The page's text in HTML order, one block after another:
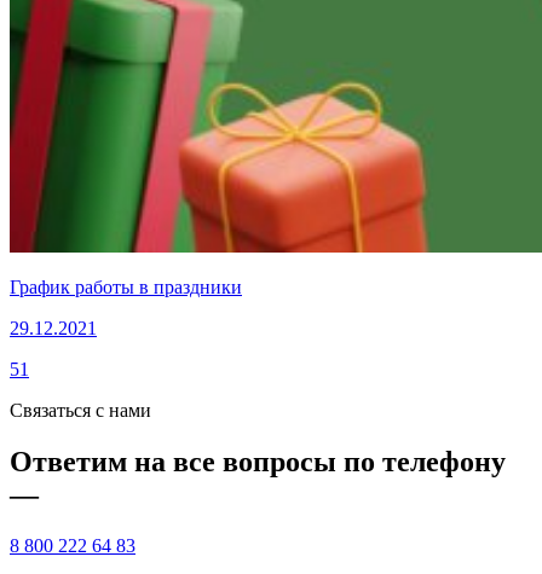
График работы в праздники
29.12.2021
51
Связаться с нами
Ответим на все вопросы по телефону
—
8 800 222 64 83